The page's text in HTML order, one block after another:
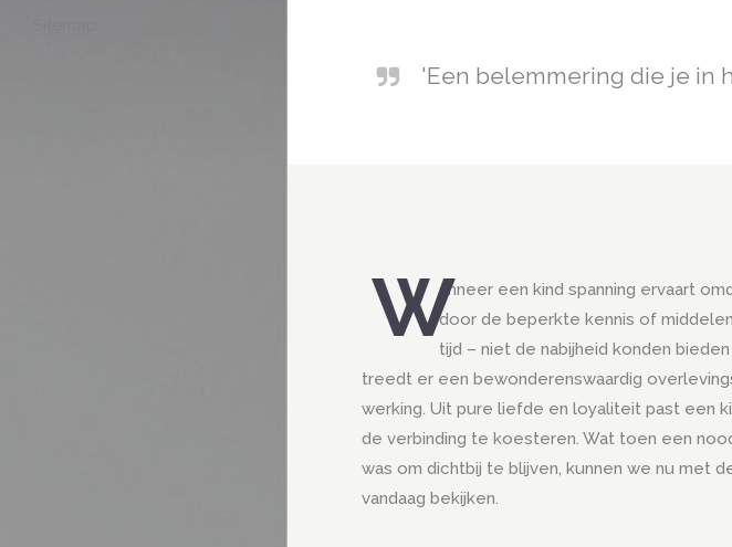
'Een belemmering die je in
Wanneer een kind spanning ervaart
door de beperkte kennis of
tijd – niet de nabijheid konden
treedt er een bewonderenswaardig
werking. Uit pure liefde en loyaliteit past een
de verbinding te koesteren. Wat toen een
was om dichtbij te blijven, kunnen we nu met
vandaag bekijken.